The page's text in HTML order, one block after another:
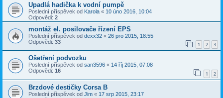
Upadlá hadička k vodní pumpě
Poslední příspěvek od Karola « 10 úno 2016, 10:04
Odpovědi: 2
montáž el. posilovače řízení EPS
Poslední příspěvek od dexx32 « 26 pro 2015, 18:55
Odpovědi: 33 1 2 3
Ošetření podvozku
Poslední příspěvek od san3596 « 14 říj 2015, 07:08
Odpovědi: 16 1 2
Brzdové destičky Corsa B
Poslední příspěvek od Jim « 17 srp 2015, 23:17